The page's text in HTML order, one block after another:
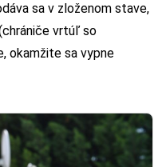
sa v zloženom stave,
vrtúľ so
okamžite sa vypne